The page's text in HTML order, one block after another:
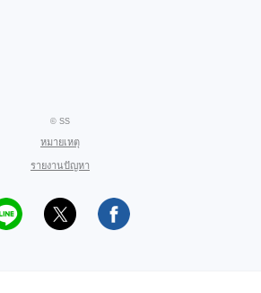
© SS
หมายเหตุ
รายงานปัญหา